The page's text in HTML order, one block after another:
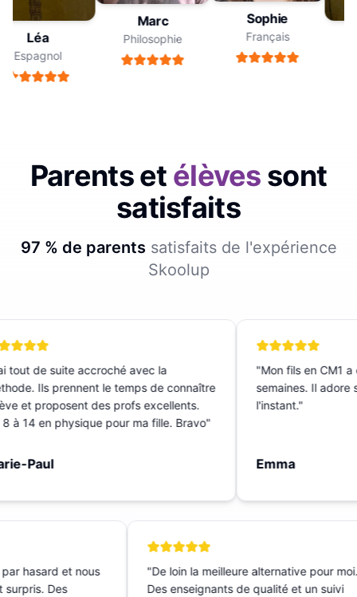
Léa
Espagnol
Marc
Philosophie
Sophie
Français
Parents et élèves sont
satisfaits
97 % de parentssatisfaits de l'expérience
Skoolup
de suite accroché avec la
Ils prennent le temps de connaître
et proposent des profs excellents.
à 14 en physique pour ma fille. Bravo"
Paul
Mon fils en CM1 a
semaines. Il adore
l'instant."
Emma
par hasard et nous
surpris. Des
"De loin la meilleure alternative pour
Des enseignants de qualité et un suivi